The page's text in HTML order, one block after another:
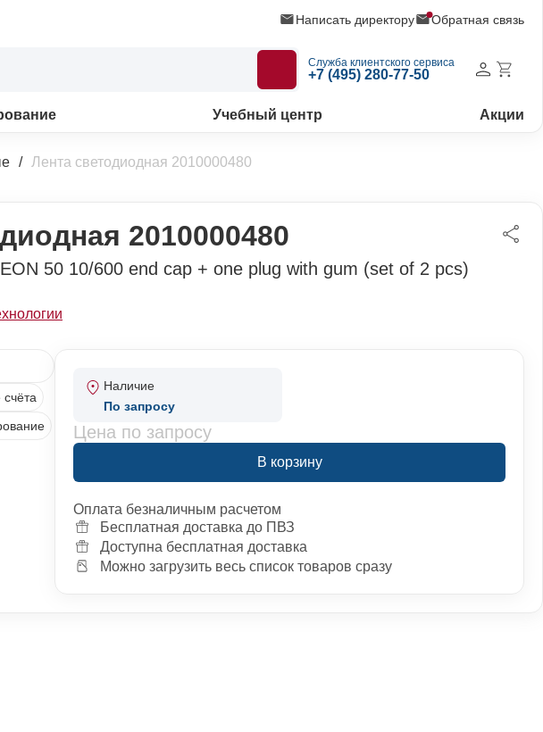
Написать директору Обратная связь
Служба клиентского сервиса
+7 (495) 280-77-50
Учебный центр Акции
Лента светодиодная 2010000480
2010000480
50 10/600 end cap + one plug with gum (set of 2 pcs)
Наличие
По запросу
Цена по запросу
В корзину
Оплата безналичным расчетом
Бесплатная доставка до ПВЗ
Доступна бесплатная доставка
Можно загрузить весь список товаров сразу